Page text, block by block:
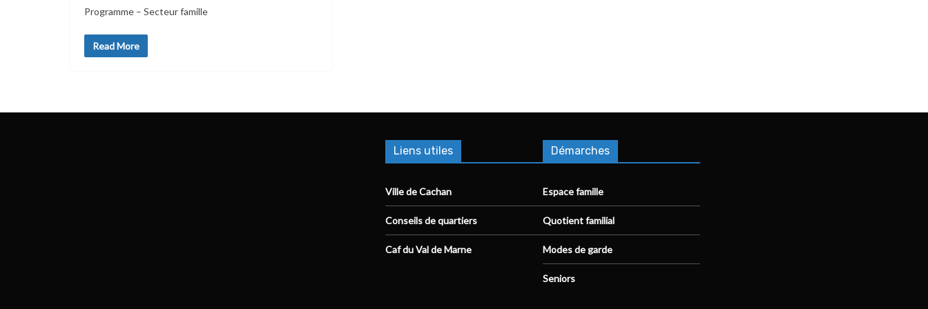
Programme – Secteur famille
Read More
Liens utiles
Ville de Cachan
Conseils de quartiers
Caf du Val de Marne
Démarches
Espace famille
Quotient familial
Modes de garde
Seniors